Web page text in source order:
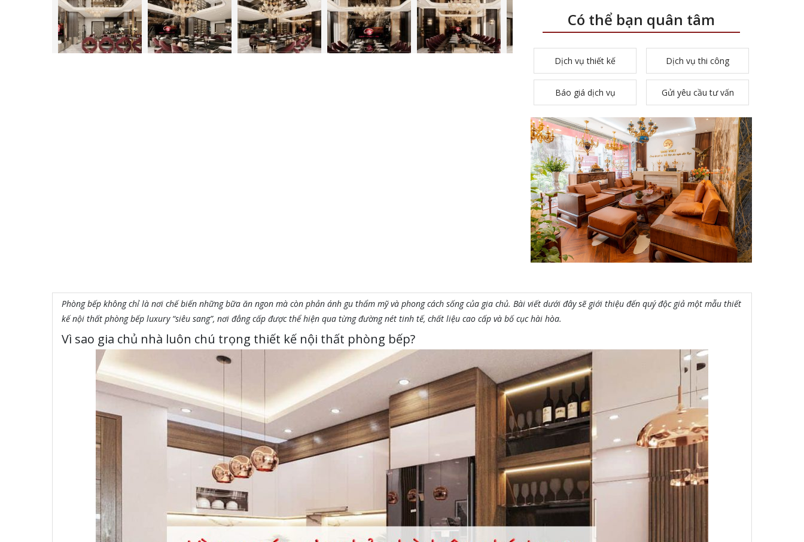
Có thể bạn quân tâm
Dịch vụ thiết kế Dịch vụ thi công
Báo giá dịch vụ Gửi yêu cầu tư vấn
Phòng bếp không chỉ là nơi chế biến những bữa ăn ngon mà còn phản ánh gu thẩm mỹ và phong cách sống của gia chủ. Bài viết dưới đây sẽ giới thiệu đến quý độc giả một mẫu thiết
kế nội thất phòng bếp luxury “siêu sang”, nơi đẳng cấp được thể hiện qua từng đường nét tinh tế, chất liệu cao cấp và bố cục hài hòa.
Vì sao gia chủ nhà luôn chú trọng thiết kế nội thất phòng bếp?